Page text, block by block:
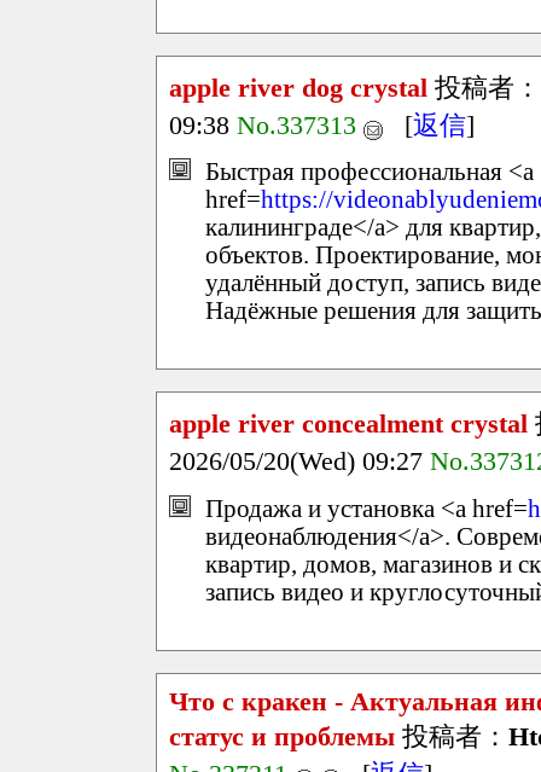
apple river dog crystal 投稿者：
09:38 No.337313 [返信]
Быстрая профессиональная <a
href=https://
калининграде</a> для
объектов. Проектирование,
удалённый доступ, запись
Надёжные решения для
apple river concealment crystal
2026/05/20(Wed) 09:27
Продажа и установка <a href=
видеонаблюдения</a>.
квартир, домов, магазинов и
запись видео и
Что с кракен - Актуальная
статус и проблемы 投稿者：